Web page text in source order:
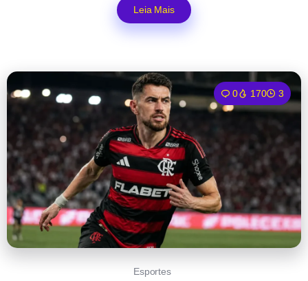
Leia Mais
0 170 3
Esportes